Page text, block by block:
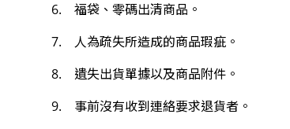
6. 福袋、零碼出清商品。
7. 人為疏失所造成的商品瑕疵。
8. 遺失出貨單據以及商品附件。
9. 事前沒有收到連絡要求退貨者。